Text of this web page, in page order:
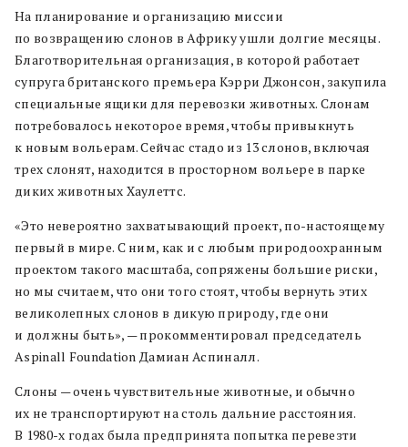
На планирование и организацию миссии
по возвращению слонов в Африку ушли долгие месяцы.
Благотворительная организация, в которой работает
супруга британского премьера Кэрри Джонсон, закупила
специальные ящики для перевозки животных. Слонам
потребовалось некоторое время, чтобы привыкнуть
к новым вольерам. Сейчас стадо из 13 слонов, включая
трех слонят, находится в просторном вольере в парке
диких животных Хаулеттс.
«Это невероятно захватывающий проект, по-настоящему
первый в мире. С ним, как и с любым природоохранным
проектом такого масштаба, сопряжены большие риски,
но мы считаем, что они того стоят, чтобы вернуть этих
великолепных слонов в дикую природу, где они
и должны быть», — прокомментировал председатель
Aspinall Foundation Дамиан Аспиналл.
Слоны — очень чувствительные животные, и обычно
их не транспортируют на столь дальние расстояния.
В 1980-х годах была предпринята попытка перевезти